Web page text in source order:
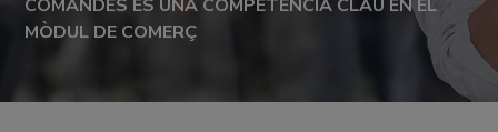
COMANDES ÉS UNA COMPETÈNCIA CLAU EN EL
MÒDUL DE COMERÇ